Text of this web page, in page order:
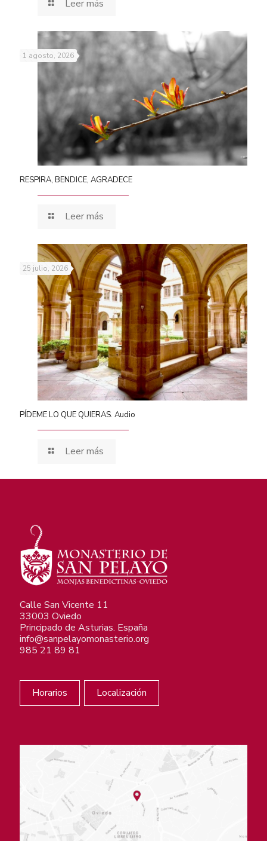
Leer más
1 agosto, 2026
RESPIRA, BENDICE, AGRADECE
Leer más
25 julio, 2026
PÍDEME LO QUE QUIERAS. Audio
Leer más
Calle San Vicente 11
33003 Oviedo
Principado de Asturias. España
info@sanpelayomonasterio.org
985 21 89 81
Horarios Localización